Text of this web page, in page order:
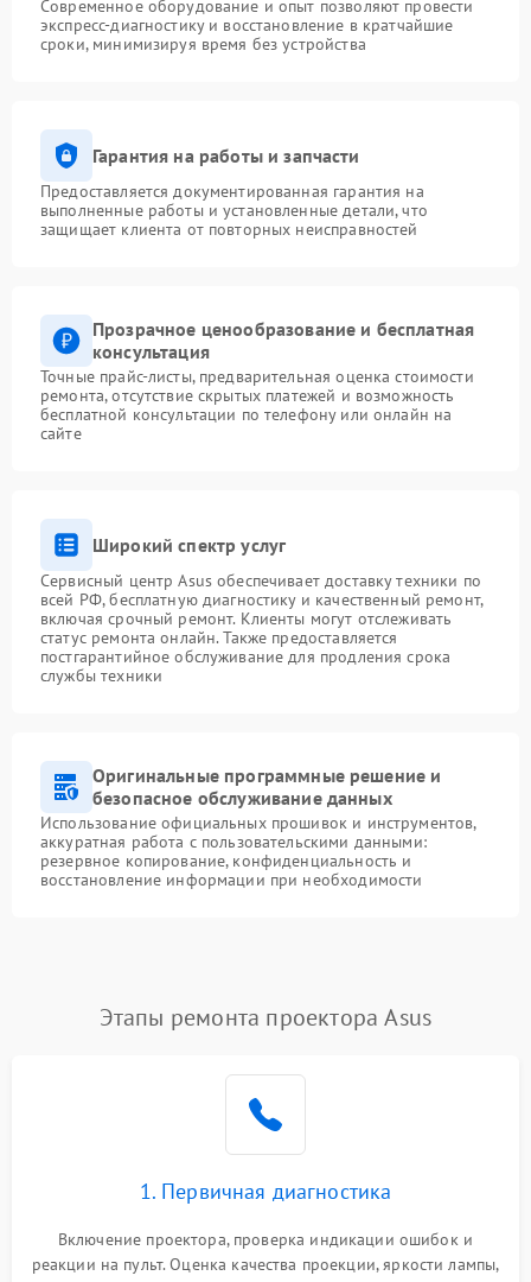
Современное оборудование и опыт позволяют провести
экспресс-диагностику и восстановление в кратчайшие
сроки, минимизируя время без устройства
Гарантия на работы и запчасти
Предоставляется документированная гарантия на
выполненные работы и установленные детали, что
защищает клиента от повторных неисправностей
Прозрачное ценообразование и бесплатная
консультация
Точные прайс-листы, предварительная оценка стоимости
ремонта, отсутствие скрытых платежей и возможность
бесплатной консультации по телефону или онлайн на
сайте
Широкий спектр услуг
Сервисный центр Asus обеспечивает доставку техники по
всей РФ, бесплатную диагностику и качественный ремонт,
включая срочный ремонт. Клиенты могут отслеживать
статус ремонта онлайн. Также предоставляется
постгарантийное обслуживание для продления срока
службы техники
Оригинальные программные решение и
безопасное обслуживание данных
Использование официальных прошивок и инструментов,
аккуратная работа с пользовательскими данными:
резервное копирование, конфиденциальность и
восстановление информации при необходимости
Этапы ремонта проектора Asus
1. Первичная диагностика
Включение проектора, проверка индикации ошибок и
реакции на пульт. Оценка качества проекции, яркости лампы,